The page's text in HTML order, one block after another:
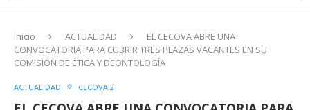
Inicio ACTUALIDAD
EL CECOVA ABRE UNA
CONVOCATORIA PARA CUBRIR TRES PLAZAS VACANTES EN SU
COMISIÓN DE ÉTICA Y DEONTOLOGÍA
ACTUALIDAD CECOVA 2